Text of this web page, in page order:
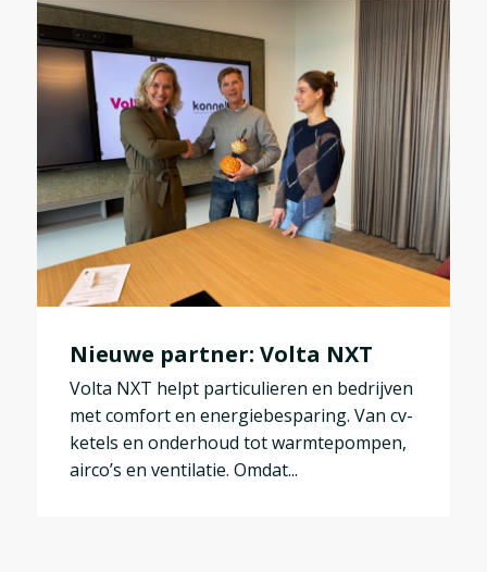
Nieuwe partner: Volta NXT
Volta NXT helpt particulieren en bedrijven
met comfort en energiebesparing. Van cv-
ketels en onderhoud tot warmtepompen,
airco’s en ventilatie. Omdat...